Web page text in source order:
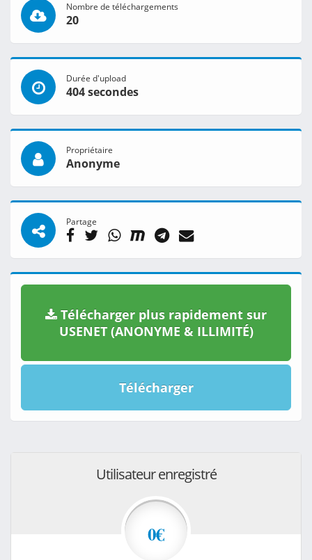
Nombre de téléchargements
20
Durée d'upload
404 secondes
Propriétaire
Anonyme
Partage
Télécharger plus rapidement sur
USENET (ANONYME & ILLIMITÉ)
Télécharger
Utilisateur enregistré
0€